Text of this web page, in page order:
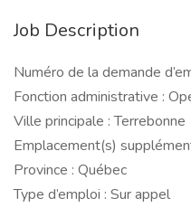
Job Description
Numéro de la demande
Fonction administrative :
Ville principale : Terrebonne
Emplacement(s)
Province : Québec
Type d’emploi : Sur appel